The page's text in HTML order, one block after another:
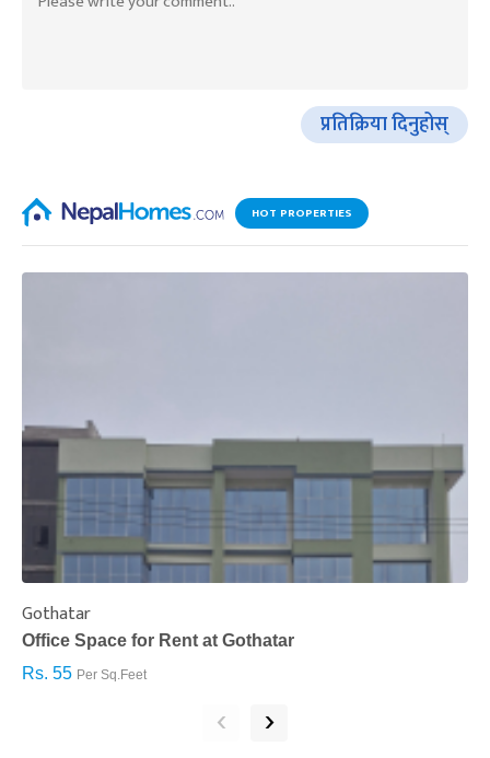
प्रतिक्रिया दिनुहोस्
HOT PROPERTIES
Gothatar
Office Space for Rent at Gothatar
Rs. 55 Per Sq.Feet
‹ ›